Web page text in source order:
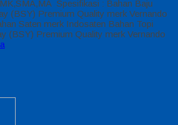
Spesifikasi : Bahan Baju
(BSY) Premium Quality merk Vernando
Saten merk Indosaten Bahan Topi
(BSY) Premium Quality merk Vernando